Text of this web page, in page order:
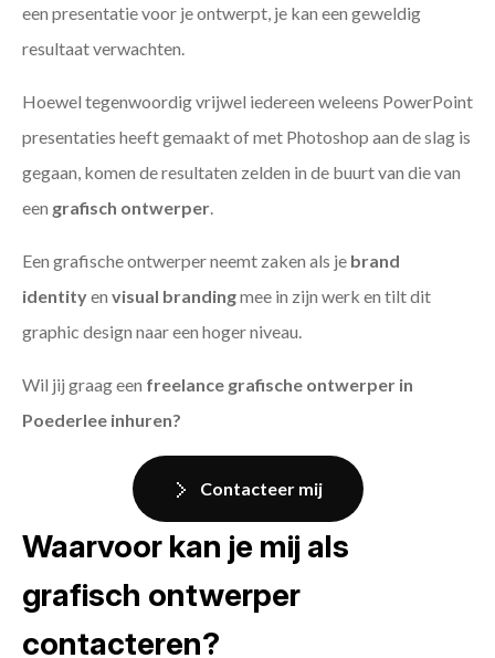
een presentatie voor je ontwerpt, je kan een geweldig
resultaat verwachten.
Hoewel tegenwoordig vrijwel iedereen weleens PowerPoint
presentaties heeft gemaakt of met Photoshop aan de slag is
gegaan, komen de resultaten zelden in de buurt van die van
een grafisch ontwerper
Een grafische ontwerper neemt zaken als je brand
identityen visual brandingmee in zijn werk en tilt dit
graphic design naar een hoger niveau.
Wil jij graag een freelance grafische ontwerper in
Poederlee inhuren?
Contacteer mij
Waarvoor kan je mij als
grafisch ontwerper
contacteren?